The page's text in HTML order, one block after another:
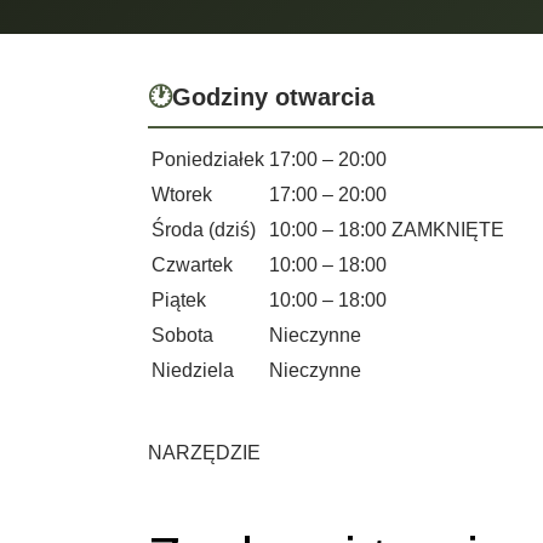
🕐Godziny otwarcia
Poniedziałek 17:00 – 20:00
Wtorek
17:00 – 20:00
Środa (dziś)
10:00 – 18:00 ZAMKNIĘTE
Czwartek
10:00 – 18:00
Piątek
10:00 – 18:00
Sobota
Nieczynne
Niedziela
Nieczynne
NARZĘDZIE